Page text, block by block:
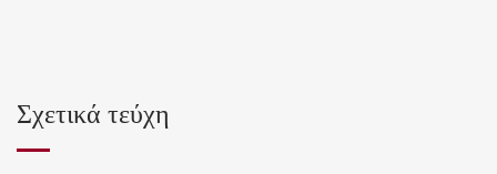
Σχετικά τεύχη